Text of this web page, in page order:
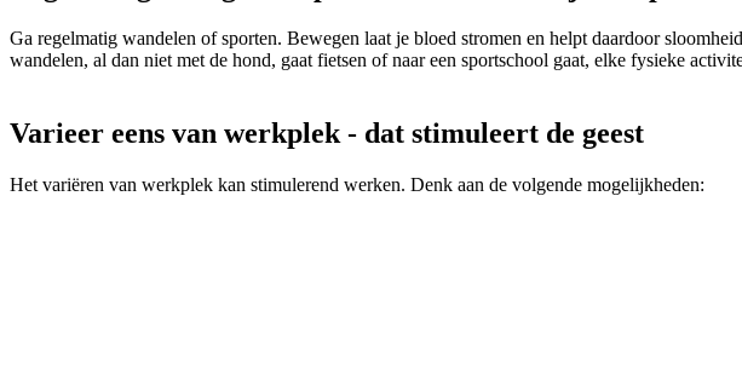
Ga regelmatig wandelen of sporten. Bewegen laat je bloed stromen en helpt daardoor
wandelen, al dan niet met de hond, gaat fietsen of naar een sportschool gaat, elke fysieke
Varieer eens van werkplek - dat stimuleert de geest
Het variëren van werkplek kan stimulerend werken. Denk aan de volgende mogelijkheden: